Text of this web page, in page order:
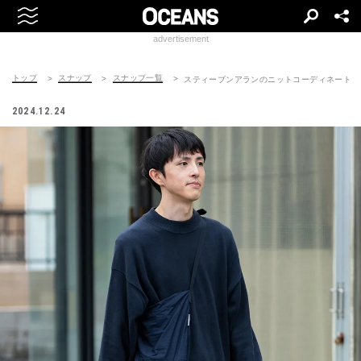
advertisement
トップ スナップ スナップ一覧 スティーブンアランのニットコーディネート
2024.12.24